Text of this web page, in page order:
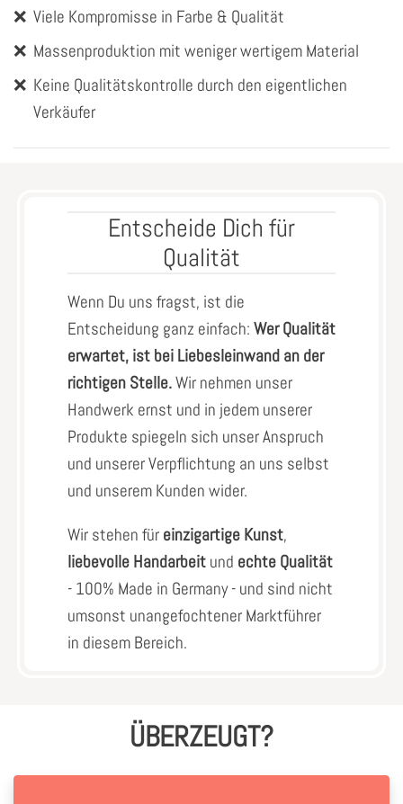
❌ Viele Kompromisse in Farbe & Qualität
❌ Massenproduktion mit weniger wertigem Material
❌ Keine Qualitätskontrolle durch den eigentlichen
Verkäufer
Entscheide Dich für
Qualität
Wenn Du uns fragst, ist die
Entscheidung ganz einfach: Wer Qualität
erwartet, ist bei Liebesleinwand an der
richtigen Stelle.Wir nehmen unser
Handwerk ernst und in jedem unserer
Produkte spiegeln sich unser Anspruch
und unserer Verpflichtung an uns selbst
und unserem Kunden wider.
Wir stehen für einzigartige Kunst,
liebevolle Handarbeitund echte Qualität
- 100% Made in Germany - und sind nicht
umsonst unangefochtener Marktführer
in diesem Bereich.
ÜBERZEUGT?